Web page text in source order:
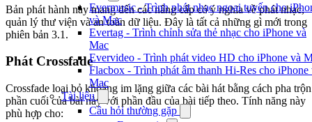
Evermusic - Trình phát nhạc ngoại tuyến cho
và Mac
Evertag - Trình chỉnh sửa thẻ nhạc cho iPhone và
Mac
Evervideo - Trình phát video HD cho iPhone và
Flacbox - Trình phát âm thanh Hi-Res cho iPhone
Mac
Tài liệu
Câu hỏi thường gặp
Bản phát hành này mang đến các nâng cấp có ý nghĩa về phát nhạc,
quản lý thư viện và an toàn dữ liệu. Đây là tất cả những gì mới trong
phiên bản 3.1.
Phát Crossfade
Crossfade loại bỏ khoảng im lặng giữa các bài hát bằng cách pha trộn
phần cuối của bài này với phần đầu của bài tiếp theo. Tính năng này
phù hợp cho: